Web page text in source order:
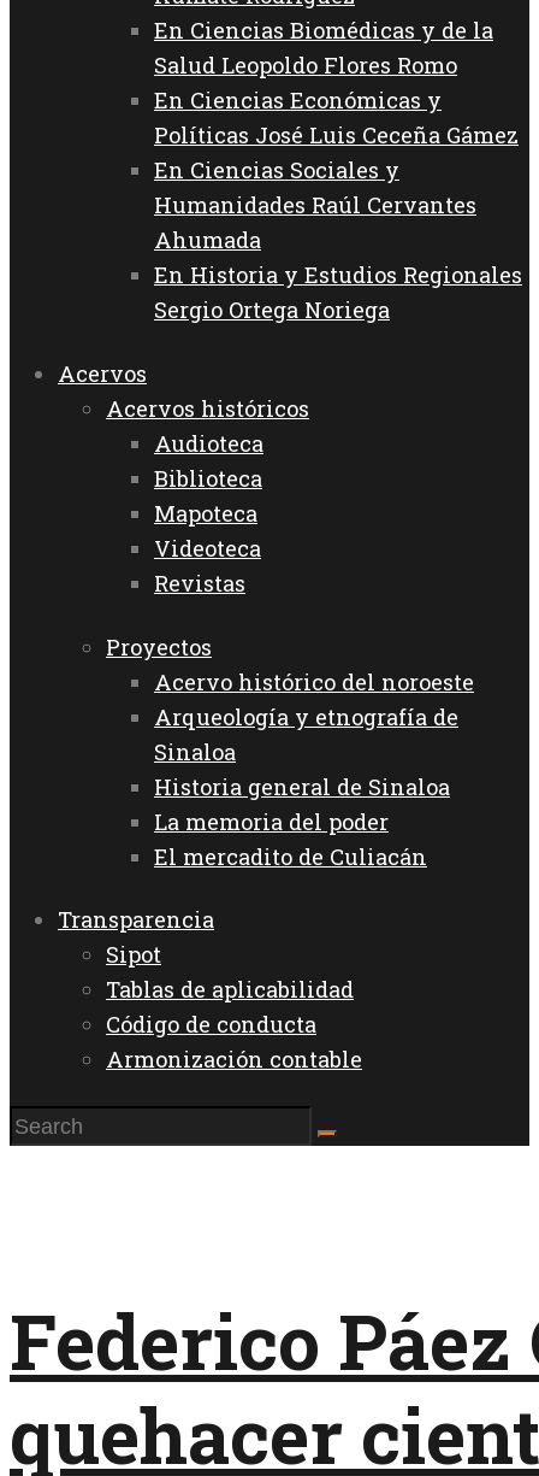
En Ciencias Biomédicas y de la
Salud Leopoldo Flores Romo
En Ciencias Económicas y
Políticas José Luis Ceceña Gámez
En Ciencias Sociales y
Humanidades Raúl Cervantes
Ahumada
En Historia y Estudios Regionales
Sergio Ortega Noriega
Acervos
Acervos históricos
Audioteca
Biblioteca
Mapoteca
Videoteca
Revistas
Proyectos
Acervo histórico del noroeste
Arqueología y etnografía de
Sinaloa
Historia general de Sinaloa
La memoria del poder
El mercadito de Culiacán
Transparencia
Sipot
Tablas de aplicabilidad
Código de conducta
Armonización contable
Federico
quehacer